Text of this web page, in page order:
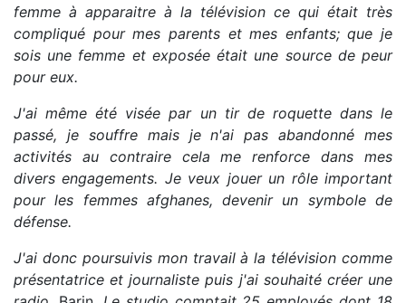
femme à apparaitre à la télévision ce qui était très
compliqué pour mes parents et mes enfants; que je
sois une femme et exposée était une source de peur
pour eux.
J'ai même été visée par un tir de roquette dans le
passé, je souffre mais je n'ai pas abandonné mes
activités au contraire cela me renforce dans mes
divers engagements. Je veux jouer un rôle important
pour les femmes afghanes, devenir un symbole de
défense.
J'ai donc poursuivis mon travail à la télévision comme
présentatrice et journaliste puis j'ai souhaité créer une